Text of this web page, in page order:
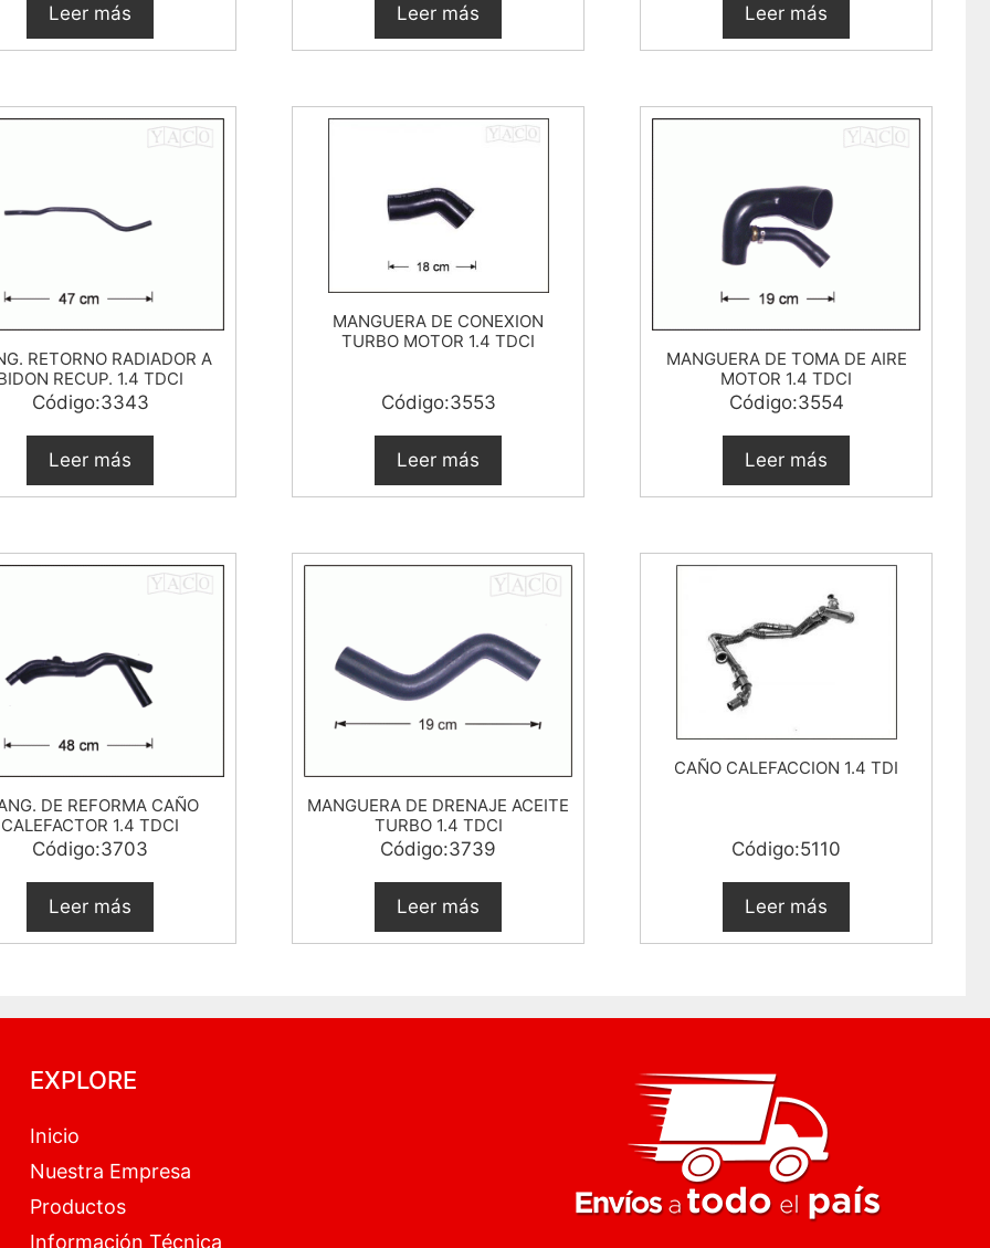
Leer más Leer más Leer más
RETORNO RADIADOR A
RECUP. 1.4 TDCI
Código:3343
Leer más
MANGUERA DE CONEXION
TURBO MOTOR 1.4 TDCI
Código:3553
Leer más
MANGUERA DE TOMA DE AIRE
MOTOR 1.4 TDCI
Código:3554
Leer más
DE REFORMA CAÑO
CALEFACTOR 1.4 TDCI
Código:3703
Leer más
MANGUERA DE DRENAJE ACEITE
TURBO 1.4 TDCI
Código:3739
Leer más
CAÑO CALEFACCION 1.4 TDI
Código:5110
Leer más
EXPLORE
Inicio
Nuestra Empresa
Productos
Información Técnica